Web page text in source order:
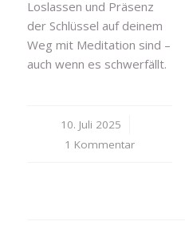
Loslassen und Präsenz
der Schlüssel auf deinem
Weg mit Meditation sind –
auch wenn es schwerfällt.
10. Juli 2025
/
1 Kommentar